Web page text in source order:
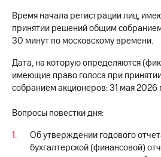
Раскрытие
информации
Информация
акционерам
Документы
ПАО
"МТС"
Собрания
Личный
акционера
Акционерный
Время начала регистрации лиц,
принятии решений общим
30 минут по московскому времени.
Дата, на которую определяются
имеющие право голоса при
собранием акционеров: 31 мая 2026
Вопросы повестки дня:
Об утверждении годового
бухгалтерской (финансовой)